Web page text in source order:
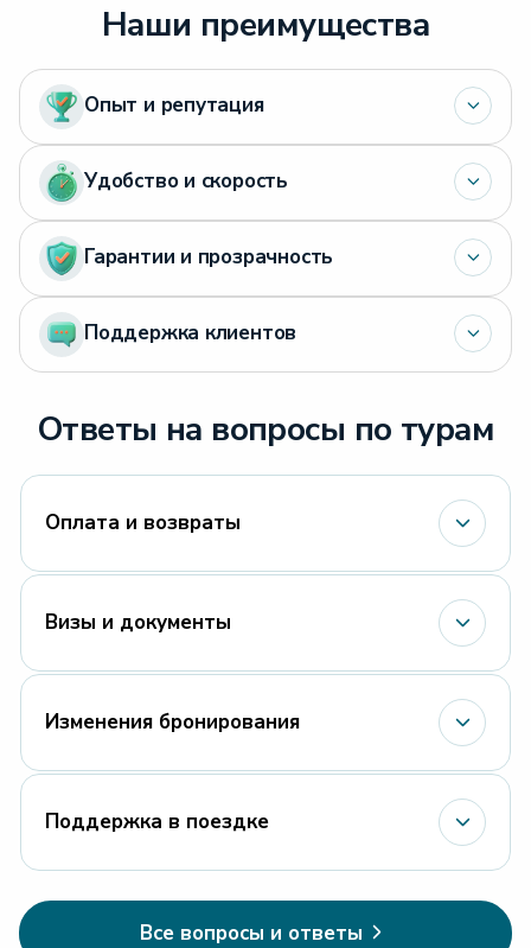
Наши преимущества
Опыт и репутация
Удобство и скорость
Гарантии и прозрачность
Поддержка клиентов
Ответы на вопросы по турам
Оплата и возвраты
Визы и документы
Изменения бронирования
Поддержка в поездке
Все вопросы и ответы